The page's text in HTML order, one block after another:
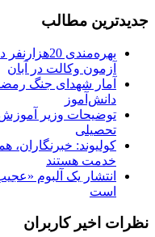
جدیدترین مطالب
بهره‌مندی
آزمون وکالت در آبان
دانش‌آموز
توضیحات وزیر
تحصیلی
کولیوند: خبرنگاران،
خدمت هستند
انتشار یک آلبوم
است
نظرات اخیر کاربران